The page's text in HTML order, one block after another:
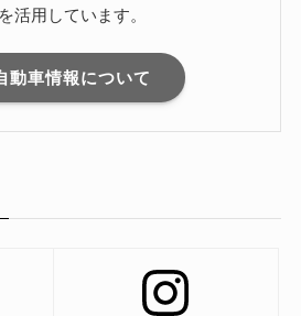
活用しています。
動車情報について